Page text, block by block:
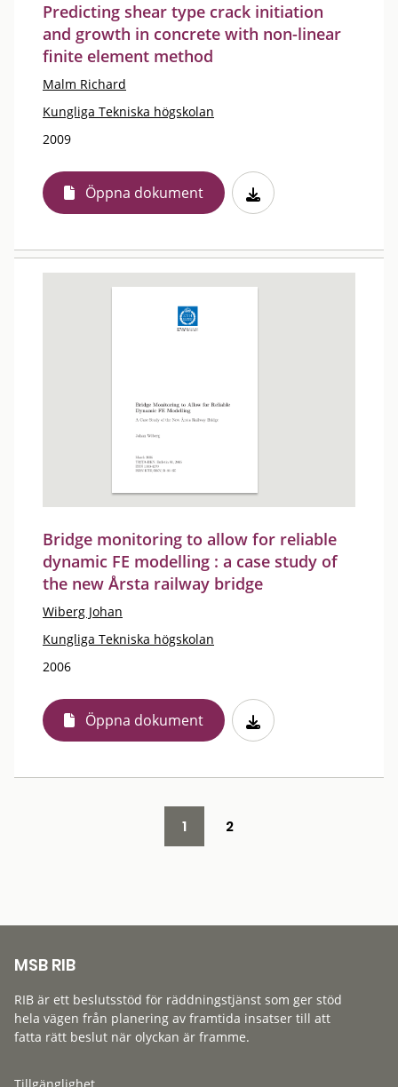
Predicting shear type crack initiation
and growth in concrete with non-linear
finite element method
Malm Richard
Kungliga Tekniska högskolan
2009
Öppna dokument
Bridge monitoring to allow for reliable
dynamic FE modelling : a case study of
the new Årsta railway bridge
Wiberg Johan
Kungliga Tekniska högskolan
2006
Öppna dokument
1 2
MSB RIB
RIB är ett beslutsstöd för räddningstjänst som ger stöd
hela vägen från planering av framtida insatser till att
fatta rätt beslut när olyckan är framme.